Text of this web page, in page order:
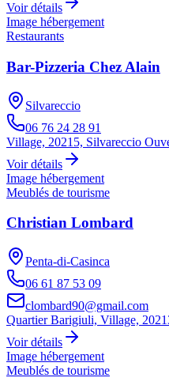
Voir détails
Image hébergement
Restaurants
Bar-Pizzeria Chez Alain
Silvareccio
06 76 24 28 91
Village, 20215, Silvareccio
Voir détails
Image hébergement
Meublés de tourisme
Christian Lombard
Penta-di-Casinca
06 61 87 53 09
clombard90@gmail.com
Quartier Barigiuli, Village,
Voir détails
Image hébergement
Meublés de tourisme